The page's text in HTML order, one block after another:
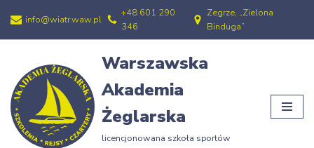
Przejdź
treści
info@wiatr.waw.pl
+48 601 290
346
Zegrze, „Zielona
Binduga”
Warszawska
Akademia
Żeglarska
licencjonowana szkoła sportów